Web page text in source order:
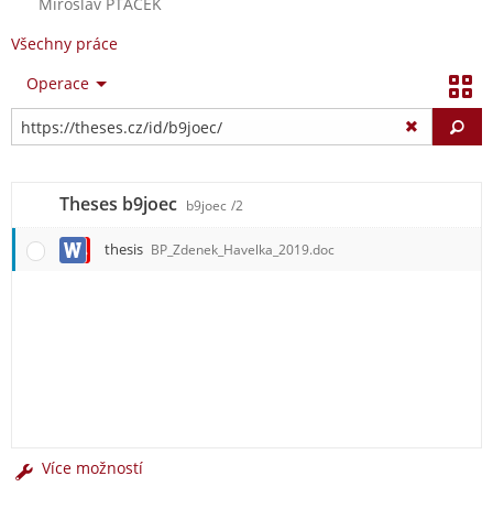
Všechny práce
Operace
Theses b9joec b9joec /2
thesis BP_Zdenek_Havelka_2019.doc
Více možností